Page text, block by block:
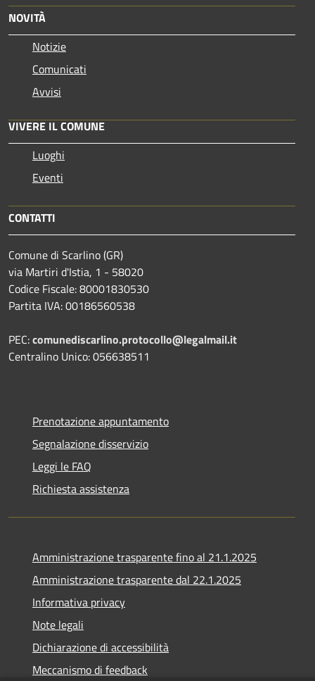
NOVITÀ
Notizie
Comunicati
Avvisi
VIVERE IL COMUNE
Luoghi
Eventi
CONTATTI
Comune di Scarlino (GR)
via Martiri d'Istia, 1 - 58020
Codice Fiscale: 80001830530
Partita IVA: 00186560538
PEC:comunediscarlino.protocollo@legalmail.it
Centralino Unico: 056638511
Prenotazione appuntamento
Segnalazione disservizio
Leggi le FAQ
Richiesta assistenza
Amministrazione trasparente fino al 21.1.2025
Amministrazione trasparente dal 22.1.2025
Informativa privacy
Note legali
Dichiarazione di accessibilità
Meccanismo di feedback